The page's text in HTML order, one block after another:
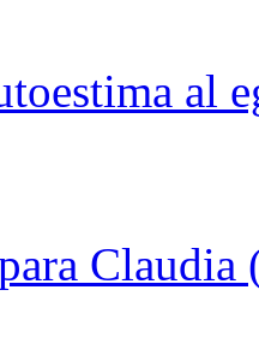
al